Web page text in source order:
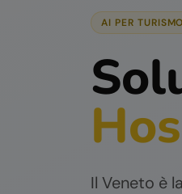
AI PER
Il Veneto è